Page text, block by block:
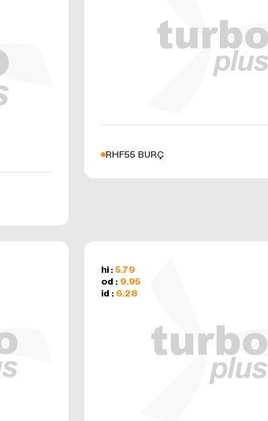
RHF55 BURÇ
hi : 5.79
od : 9.95
id : 6.28